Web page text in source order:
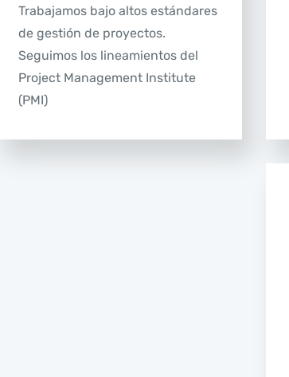
Trabajamos bajo altos estándares
de gestión de proyectos.
Seguimos los lineamientos del
Project Management Institute
(PMI)